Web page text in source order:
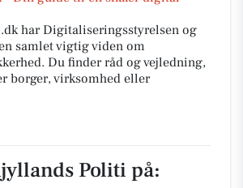
har Digitaliseringsstyrelsen og
samlet vigtig viden om
Du finder råd og vejledning,
borger, virksomhed eller
Politi på: